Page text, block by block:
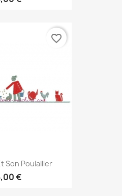
Son Poulailler
€
favorite_border